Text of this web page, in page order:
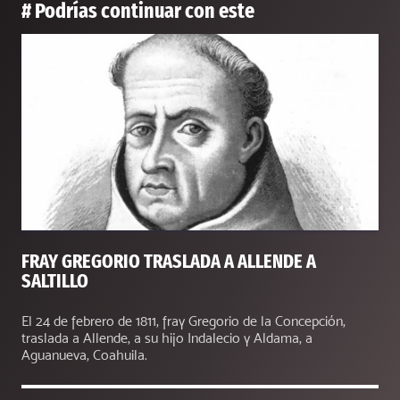
# Podrías continuar con este
FRAY GREGORIO TRASLADA A ALLENDE A
SALTILLO
El 24 de febrero de 1811, fray Gregorio de la Concepción,
traslada a Allende, a su hijo Indalecio y Aldama, a
Aguanueva, Coahuila.